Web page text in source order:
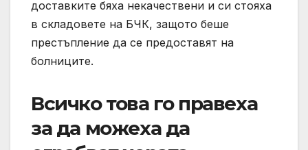
доставките бяха некачествени и си стояха
в складовете на БЧК, защото беше
престъпление да се предоставят на
болниците.
Всичко това го правеха
за да можеха да